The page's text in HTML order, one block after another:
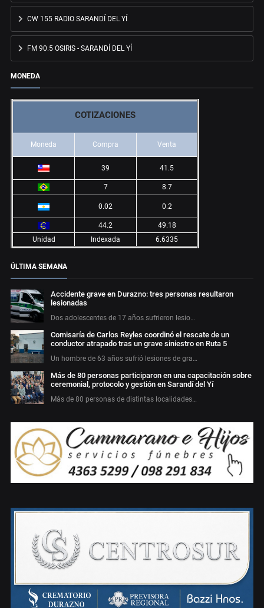
CW 155 RADIO SARANDÍ DEL YÍ
FM 90.5 OSIRIS - SARANDÍ DEL YÍ
MONEDA
COTIZACIONES
Moneda Compra Venta
39 41.5
7 8.7
0.02 0.2
44.2
49.18
Unidad
Indexada 6.6335
ÚLTIMA SEMANA
Accidente grave en Durazno: tres personas resultaron
lesionadas
Dos adolescentes de 17 años sufrieron lesio…
Comisaría de Carlos Reyles coordinó el rescate de un
conductor atrapado tras un grave siniestro en Ruta 5
Un hombre de 63 años sufrió lesiones de gra…
Más de 80 personas participaron en una capacitación sobre
ceremonial, protocolo y gestión en Sarandí del Yí
Más de 80 personas de distintas localidades…